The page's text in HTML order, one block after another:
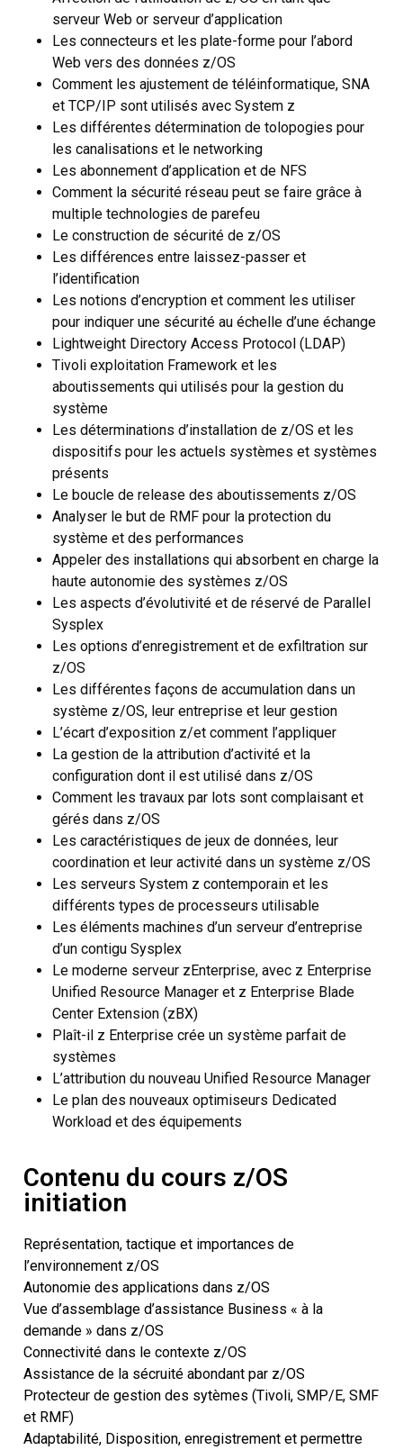
serveur Web or serveur d’application
Les connecteurs et les plate-forme pour l’abord
Web vers des données z/OS
Comment les ajustement de téléinformatique, SNA
et TCP/IP sont utilisés avec System z
Les différentes détermination de tolopogies pour
les canalisations et le networking
Les abonnement d’application et de NFS
Comment la sécurité réseau peut se faire grâce à
multiple technologies de parefeu
Le construction de sécurité de z/OS
Les différences entre laissez-passer et
l’identification
Les notions d’encryption et comment les utiliser
pour indiquer une sécurité au échelle d’une échange
Lightweight Directory Access Protocol (LDAP)
Tivoli exploitation Framework et les
aboutissements qui utilisés pour la gestion du
système
Les déterminations d’installation de z/OS et les
dispositifs pour les actuels systèmes et systèmes
présents
Le boucle de release des aboutissements z/OS
Analyser le but de RMF pour la protection du
système et des performances
Appeler des installations qui absorbent en charge la
haute autonomie des systèmes z/OS
Les aspects d’évolutivité et de réservé de Parallel
Sysplex
Les options d’enregistrement et de exfiltration sur
z/OS
Les différentes façons de accumulation dans un
système z/OS, leur entreprise et leur gestion
L’écart d’exposition z/et comment l’appliquer
La gestion de la attribution d’activité et la
configuration dont il est utilisé dans z/OS
Comment les travaux par lots sont complaisant et
gérés dans z/OS
Les caractéristiques de jeux de données, leur
coordination et leur activité dans un système z/OS
Les serveurs System z contemporain et les
différents types de processeurs utilisable
Les éléments machines d’un serveur d’entreprise
d’un contigu Sysplex
Le moderne serveur zEnterprise, avec z Enterprise
Unified Resource Manager et z Enterprise Blade
Center Extension (zBX)
Plaît-il z Enterprise crée un système parfait de
systèmes
L’attribution du nouveau Unified Resource Manager
Le plan des nouveaux optimiseurs Dedicated
Workload et des équipements
Contenu du cours z/OS
initiation
Représentation, tactique et importances de
l’environnement z/OS
Autonomie des applications dans z/OS
Vue d’assemblage d’assistance Business « à la
demande » dans z/OS
Connectivité dans le contexte z/OS
Assistance de la sécruité abondant par z/OS
Protecteur de gestion des sytèmes (Tivoli, SMP/E, SMF
et RMF)
Adaptabilité, Disposition, enregistrement et permettre